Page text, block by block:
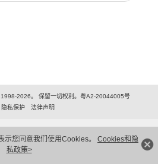
示您同意我们使用Cookies。 Cookies和隐
私政策>
2026。 保留一切权利。粤A2-20044005号
隐私保护
法律声明